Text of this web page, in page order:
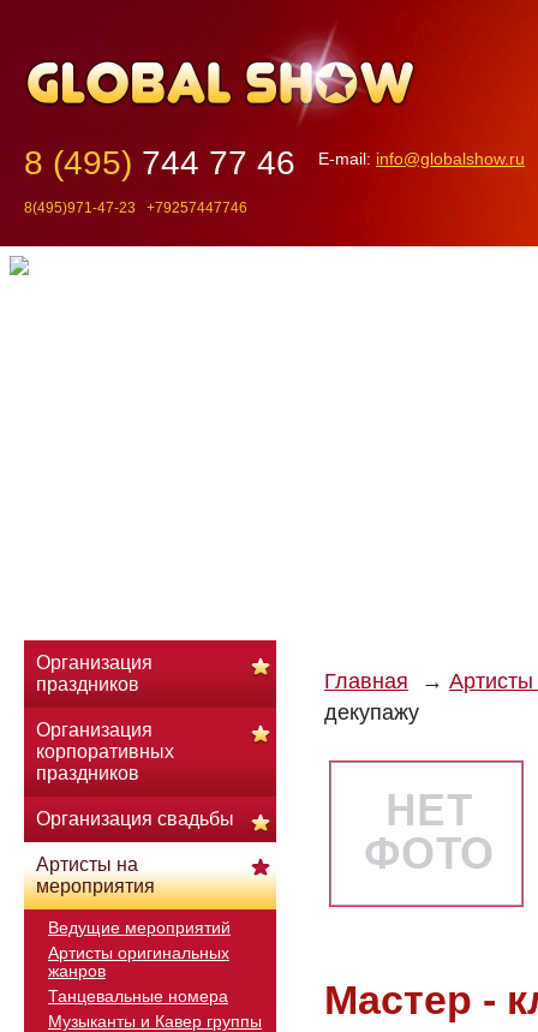
8 (495) 744 77 46
8(495)971-47-23 +79257447746
E-mail: info@globalshow.ru
Главная
декупажу
Мастер -
Организация
праздников
Организация
корпоративных
праздников
Организация свадьбы
Артисты на
мероприятия
Ведущие мероприятий
Артисты оригинальных
жанров
Танцевальные номера
Музыканты и Кавер группы